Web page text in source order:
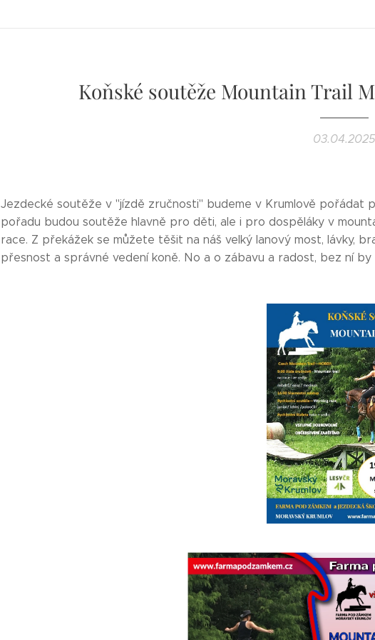
Koňské soutěže Mountain Trail
03.04.2025
Jezdecké soutěže v "jízdě zručnosti" budeme v Krumlově pořádat
pořadu budou soutěže hlavně pro děti, ale i pro dospěláky v
race. Z překážek se můžete těšit na náš velký lanový most, lávky,
přesnost a správné vedení koně. No a o zábavu a radost, bez ní by